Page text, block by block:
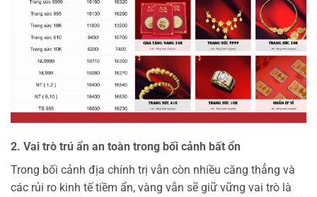
2. Vai trò trú ẩn an toàn trong bối cảnh bất ổn
Trong bối cảnh địa chính trị vẫn còn nhiều căng thẳng và
các rủi ro kinh tế tiềm ẩn, vàng vẫn sẽ giữ vững vai trò là